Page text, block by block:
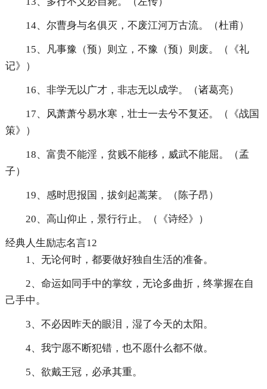
14、尔曹身与名俱灭，不废江河万古流。（杜甫）
15、凡事豫（预）则立，不豫（预）则废。（《礼
记》）
16、非学无以广才，非志无以成学。（诸葛亮）
17、风萧萧兮易水寒，壮士一去兮不复还。（《战国
策》）
18、富贵不能淫，贫贱不能移，威武不能屈。（孟
子）
19、感时思报国，拔剑起蒿莱。（陈子昂）
20、高山仰止，景行行止。（《诗经》）
经典人生励志名言12
1、无论何时，都要做好独自生活的准备。
2、命运如同手中的掌纹，无论多曲折，终掌握在自
己手中。
3、不必因昨天的眼泪，湿了今天的太阳。
4、我宁愿不断犯错，也不愿什么都不做。
5、欲戴王冠，必承其重。